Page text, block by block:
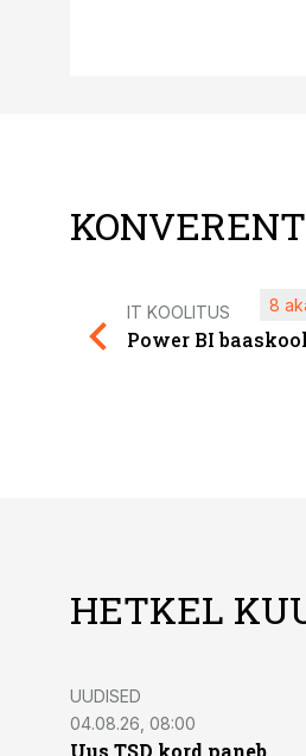
IT KOOLITUS
Power BI
8
HETKEL
UUDISED
04.08.26, 08:00
Uus TSD kord paneb